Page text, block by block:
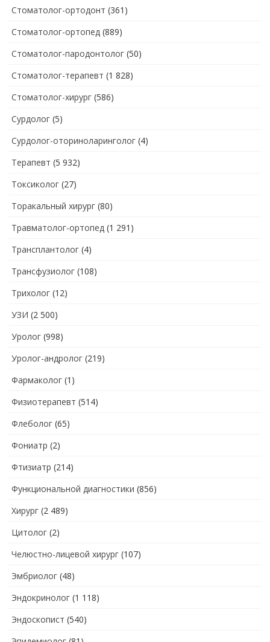
Стоматолог-ортодонт (361)
Стоматолог-ортопед (889)
Стоматолог-пародонтолог (50)
Стоматолог-терапевт (1 828)
Стоматолог-хирург (586)
Сурдолог (5)
Сурдолог-оториноларинголог (4)
Терапевт (5 932)
Токсиколог (27)
Торакальный хирург (80)
Травматолог-ортопед (1 291)
Трансплантолог (4)
Трансфузиолог (108)
Трихолог (12)
УЗИ (2 500)
Уролог (998)
Уролог-андролог (219)
Фармаколог (1)
Физиотерапевт (514)
Флеболог (65)
Фониатр (2)
Фтизиатр (214)
Функциональной диагностики (856)
Хирург (2 489)
Цитолог (2)
Челюстно-лицевой хирург (107)
Эмбриолог (48)
Эндокринолог (1 118)
Эндоскопист (540)